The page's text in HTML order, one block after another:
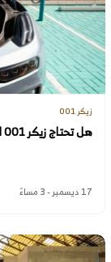
زيكر 001
هل تحتاج زيكر 001 لصيانة معقدة؟
17 ديسمبر - 3 مساءً